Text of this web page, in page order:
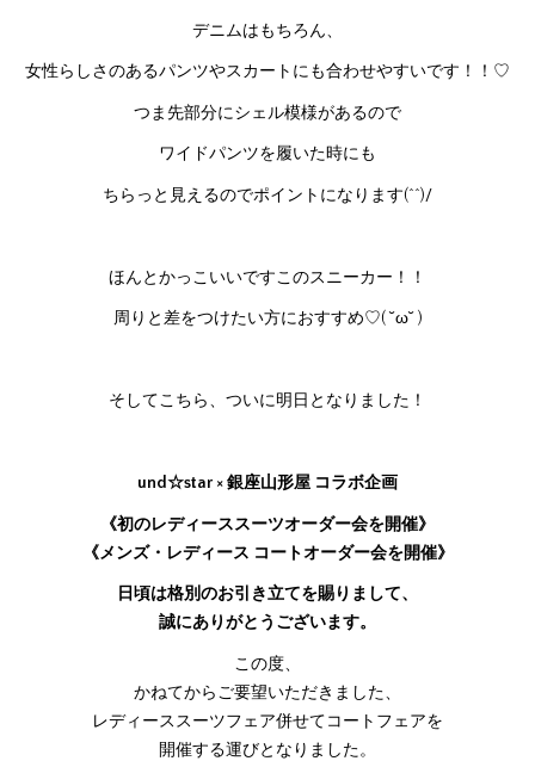
デニムはもちろん、
女性らしさのあるパンツやスカートにも合わせやすいです！！♡
つま先部分にシェル模様があるので
ワイドパンツを履いた時にも
ちらっと見えるのでポイントになります(^^)/
ほんとかっこいいですこのスニーカー！！
周りと差をつけたい方におすすめ♡( ˘ω˘ )
そしてこちら、ついに明日となりました！
und☆star × 銀座山形屋 コラボ企画
《初のレディーススーツオーダー会を開催》
《メンズ・レディース コートオーダー会を開催》
日頃は格別のお引き立てを賜りまして、
誠にありがとうございます。
この度、
かねてからご要望いただきました、
レディーススーツフェア併せてコートフェアを
開催する運びとなりました。